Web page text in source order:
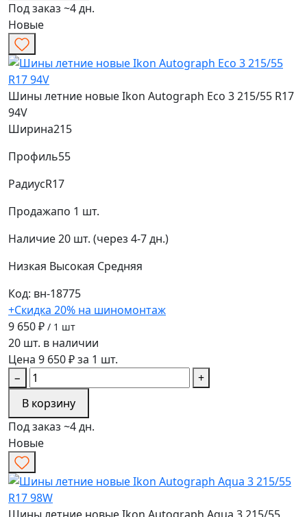
Под заказ ~4 дн.
Новые
Шины летние новые Ikon Autograph Eco 3 215/55 R17
94V
Ширина215
Профиль55
РадиусR17
Продажапо 1 шт.
Наличие20 шт. (через 4-7 дн.)
Низкая Высокая Средняя
Код: вн-18775
+Скидка 20% на шиномонтаж
9 650 ₽ / 1 шт
20 шт. в наличии
Цена 9 650 ₽ за 1 шт.
−
+
В корзину
Под заказ ~4 дн.
Новые